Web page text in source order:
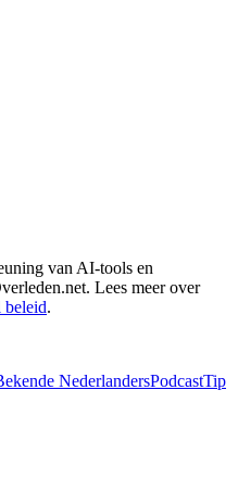
van AI-tools en
Lees meer over
beleid.
NederlandersPodcastTip